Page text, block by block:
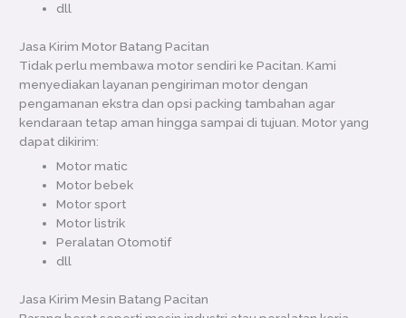
dll
Jasa Kirim Motor Batang Pacitan
Tidak perlu membawa motor sendiri ke Pacitan. Kami
menyediakan layanan pengiriman motor dengan
pengamanan ekstra dan opsi packing tambahan agar
kendaraan tetap aman hingga sampai di tujuan. Motor yang
dapat dikirim:
Motor matic
Motor bebek
Motor sport
Motor listrik
Peralatan Otomotif
dll
Jasa Kirim Mesin Batang Pacitan